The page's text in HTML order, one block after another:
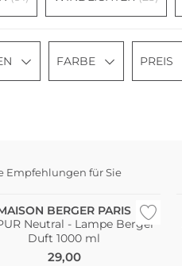
FARBE PREIS
Empfehlungen für Sie
BERGER PARIS
Neutral - Lampe Berger
Duft 1000 ml
29,00